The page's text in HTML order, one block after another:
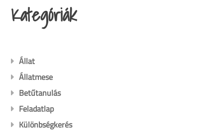
Kategóriák
Állat
Állatmese
Betűtanulás
Feladatlap
Különbségkerés